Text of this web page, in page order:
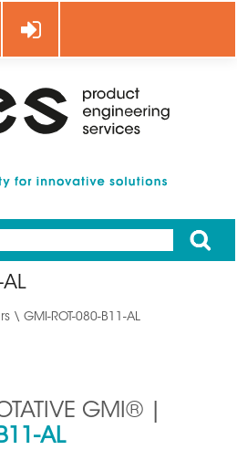
Se connecter
Apply
\ GMI-ROT-080-B11-AL
GMI® |
AL